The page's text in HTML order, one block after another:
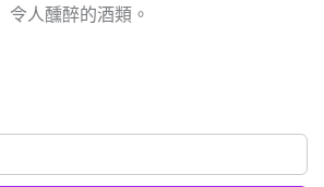
令人醺醉的酒類。